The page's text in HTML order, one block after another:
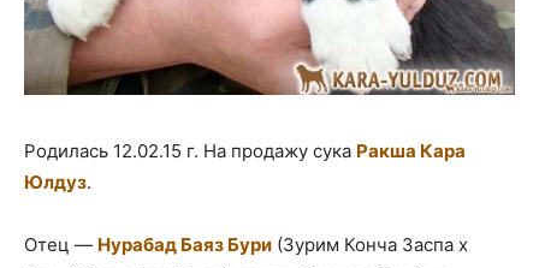
Родилась 12.02.15 г. На продажу сука Ракша Кара
Юлдуз.
Отец — Нурабад Баяз Бури (Зурим Конча Заспа х